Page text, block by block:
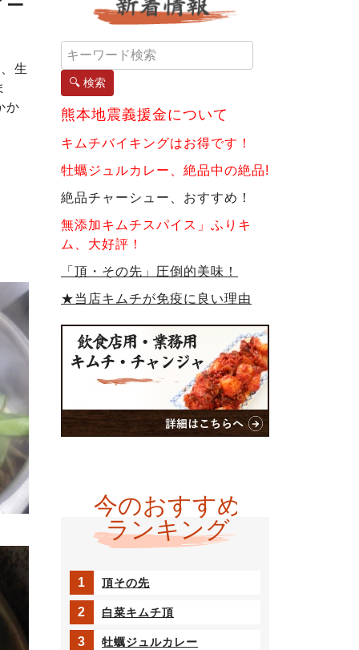
生
か
🔍 検索
熊本地震義援金について
キムチバイキングはお得です！
牡蠣ジュルカレー、絶品中の絶品!
絶品チャーシュー、おすすめ！
無添加キムチスパイス」ふりキ
ム、大好評！
「頂・その先」圧倒的美味！
★当店キムチが免疫に良い理由
頂その先
白菜キムチ頂
牡蠣ジュルカレー